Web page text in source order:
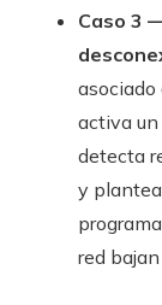
Caso 3
asociado
activa
detecta
y
red